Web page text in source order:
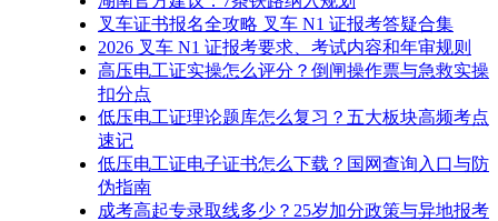
叉车证书报名全攻略 叉车 N1 证报考答疑合集
2026 叉车 N1 证报考要求、考试内容和年审规则
高压电工证实操怎么评分？倒闸操作票与急救实操
扣分点
低压电工证理论题库怎么复习？五大板块高频考点
速记
低压电工证电子证书怎么下载？国网查询入口与防
伪指南
成考高起专录取线多少？25岁加分政策与异地报考